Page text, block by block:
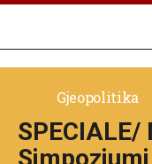
Gjeopolitika
SPECIALE/